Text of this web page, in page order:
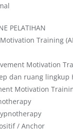
PELATIHAN
Training
Motivation
dan ruang lingkup
Motivation
/ Anchor